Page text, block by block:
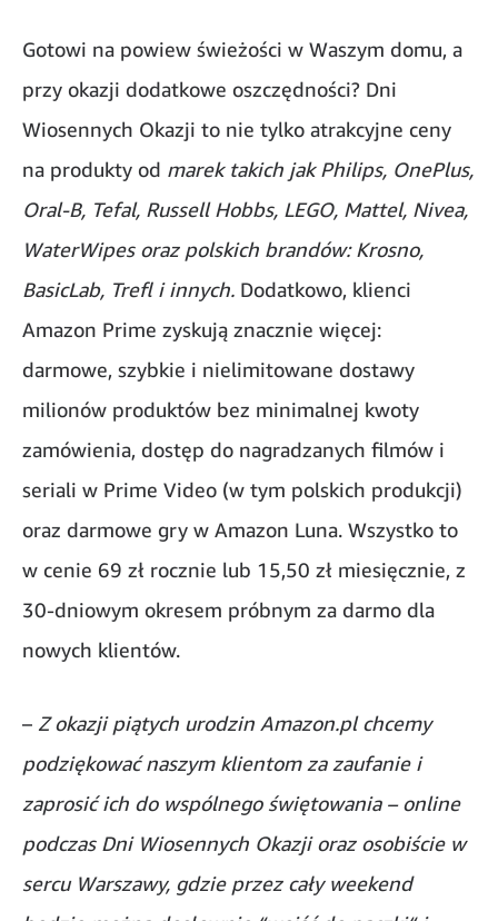
Gotowi na powiew świeżości w Waszym domu, a
przy okazji dodatkowe oszczędności? Dni
Wiosennych Okazji to nie tylko atrakcyjne ceny
na produkty od marek takich jak Philips, OnePlus,
Oral-B, Tefal, Russell Hobbs, LEGO, Mattel, Nivea,
WaterWipes oraz polskich brandów: Krosno,
BasicLab, Trefl i innych. Dodatkowo, klienci
Amazon Prime zyskują znacznie więcej:
darmowe, szybkie i nielimitowane dostawy
milionów produktów bez minimalnej kwoty
zamówienia, dostęp do nagradzanych filmów i
seriali w Prime Video (w tym polskich produkcji)
oraz darmowe gry w Amazon Luna. Wszystko to
w cenie 69 zł rocznie lub 15,50 zł miesięcznie, z
30-dniowym okresem próbnym za darmo dla
nowych klientów.
– Z okazji piątych urodzin Amazon.pl chcemy
podziękować naszym klientom za zaufanie i
zaprosić ich do wspólnego świętowania – online
podczas Dni Wiosennych Okazji oraz osobiście w
sercu Warszawy, gdzie przez cały weekend